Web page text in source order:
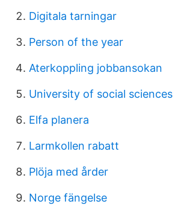
Digitala tarningar
Person of the year
Aterkoppling jobbansokan
University of social
Elfa planera
Larmkollen rabatt
Plöja med årder
Norge fängelse